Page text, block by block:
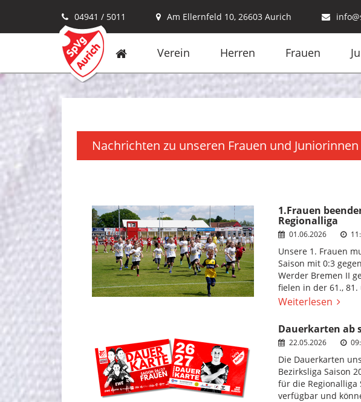
04941 / 5011 Am Ellernfeld 10, 26603 Aurich
Verein Herren Frauen
Nachrichten zu unseren Frauen und Juniorinnen
1.Frauen
Regionalliga
01.06.2026
Unsere 1. Frauen
Saison mit 0:3
Werder Bremen II
fielen in der 61.,
Weiterlesen
Dauerkarten ab
22.05.2026
Die Dauerkarten
Bezirksliga Saison
für die Regionalliga
verfügbar und